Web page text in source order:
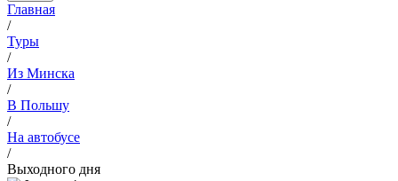
Главная
/
Туры
/
Из Минска
/
В Польшу
/
На автобусе
/
Выходного дня